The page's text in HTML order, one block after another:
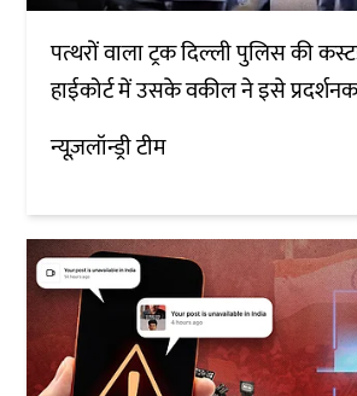
पत्थरों वाला ट्रक दिल्ली पुलिस की
हाईकोर्ट में उसके वकील ने इसे
न्यूज़लॉन्ड्री टीम